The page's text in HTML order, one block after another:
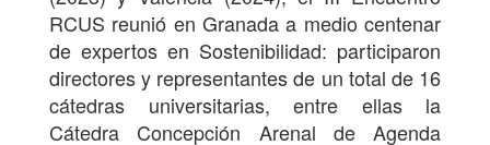
RCUS reunió en Granada a medio centenar
de expertos en Sostenibilidad: participaron
directores y representantes de un total de 16
cátedras universitarias, entre ellas la
Cátedra Concepción Arenal de Agenda